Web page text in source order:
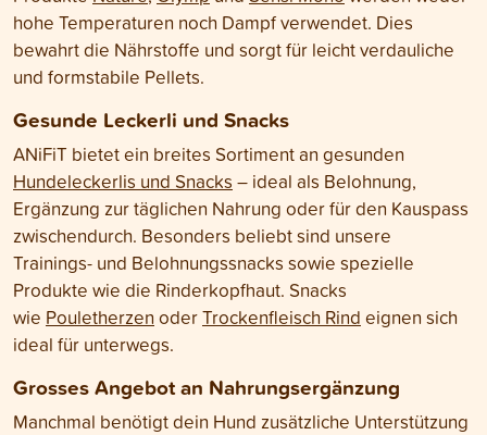
hohe Temperaturen noch Dampf verwendet. Dies
bewahrt die Nährstoffe und sorgt für leicht verdauliche
und formstabile Pellets.
Gesunde Leckerli und Snacks
ANiFiT bietet ein breites Sortiment an gesunden
Hundeleckerlis und Snacks – ideal als Belohnung,
Ergänzung zur täglichen Nahrung oder für den Kauspass
zwischendurch. Besonders beliebt sind unsere
Trainings- und Belohnungssnacks sowie spezielle
Produkte wie die Rinderkopfhaut. Snacks
wie Pouletherzen oderTrockenfleisch Rind eignen sich
ideal für unterwegs.
Grosses Angebot an Nahrungsergänzung
Manchmal benötigt dein Hund zusätzliche Unterstützung